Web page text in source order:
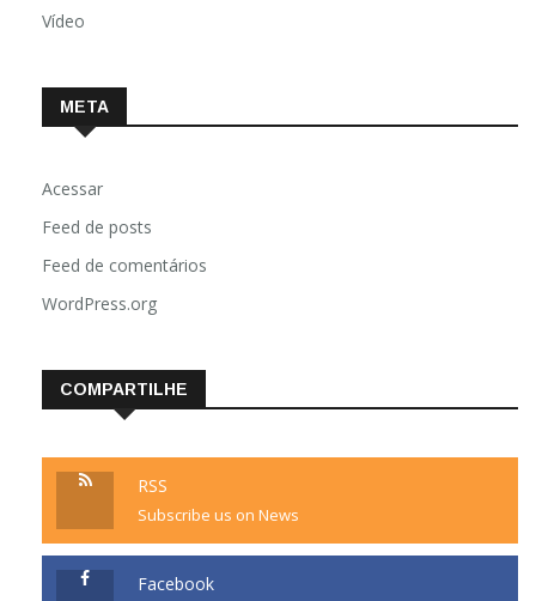
Vídeo
META
Acessar
Feed de posts
Feed de comentários
WordPress.org
COMPARTILHE
RSS
Subscribe us on News
Facebook